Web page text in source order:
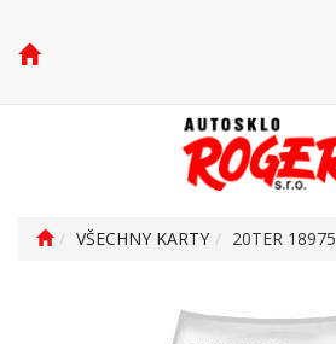
VŠECHNY KARTY 20TER 18975